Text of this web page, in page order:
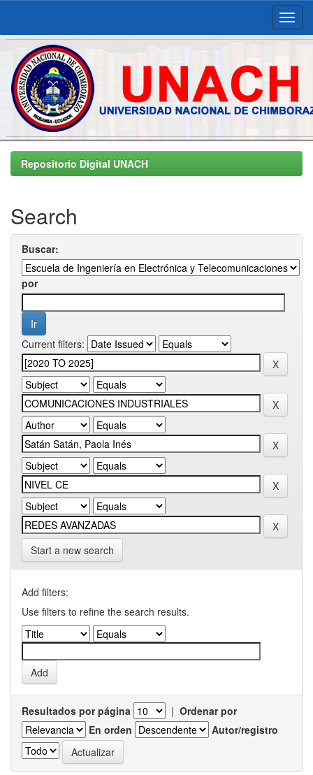
Skip
navigationRepositorio Digital UNACH
Search
Buscar:
por
Current filters:
Start a new search
Add filters:
Use filters to refine the search results.
Resultados por página | Ordenar por
En orden
Autor/registro